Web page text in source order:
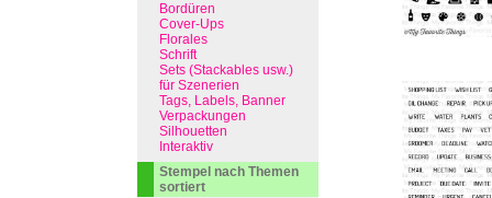
Bordüren
Cover-Ups
Florales
Schrift
Sets (Stackables usw.)
für Szenerien
Tags, Labels, Banner
Verpackungen
Silhouetten
Interaktiv
Stempel nach Themen
sortiert